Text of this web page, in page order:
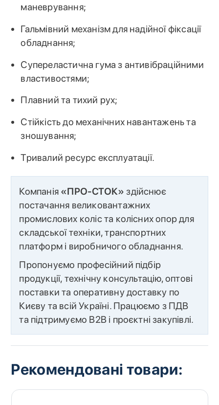
маневрування;
Гальмівний механізм для надійної фіксації
обладнання;
Супереластична гума з антивібраційними
властивостями;
Плавний та тихий рух;
Стійкість до механічних навантажень та
зношування;
Тривалий ресурс експлуатації.
Компанія «ПРО-СТОК» здійснює
постачання великовантажних
промислових коліс та колісних опор для
складської техніки, транспортних
платформ і виробничого обладнання.
Пропонуємо професійний підбір
продукції, технічну консультацію, оптові
поставки та оперативну доставку по
Києву та всій Україні. Працюємо з ПДВ
та підтримуємо B2B і проєктні закупівлі.
Рекомендовані товари: